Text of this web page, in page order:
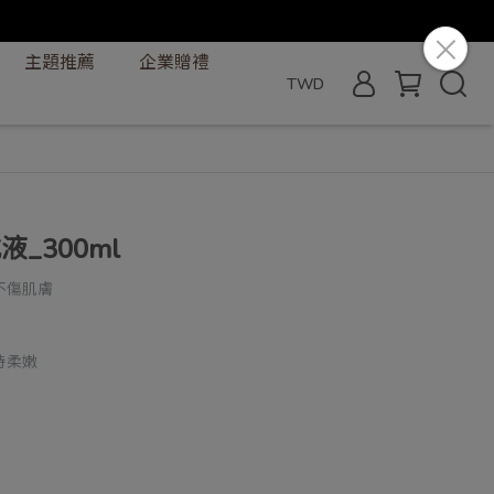
主題推薦 企業贈禮
TWD
_300ml
傷肌膚
柔嫩